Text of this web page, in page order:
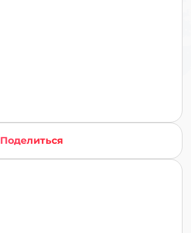
Поделиться